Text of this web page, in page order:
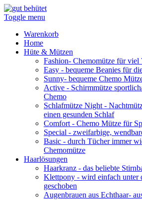
Toggle menu
Warenkorb
Home
Hüte & Mützen
Fashion- Chemomütze für viel
Easy - bequeme Beanies für
Sunny- bequeme Chemo
Active - Schirmmütze
Chemo
Schlafmütze Night -
einen gesunden Schlaf
Comfort - Chemo Mütze für
Special - zweifarbige,
Basic - durch Tücher immer
Chemomütze
Haarlösungen
Haarkranz - das beliebte
Klettpony - wird einfach unter
geschoben
Augenbrauen aus Echthaar-